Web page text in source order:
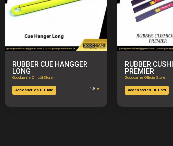
RUBBER CUE HANGGER
LONG
Goodgame Official Store
Accessories Billiard 4.9 ★
RUBBER
PREMIER
Goodgame Official Store
Accessories Billiard